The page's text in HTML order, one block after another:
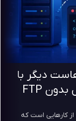
دیگر با
کارهایی است که